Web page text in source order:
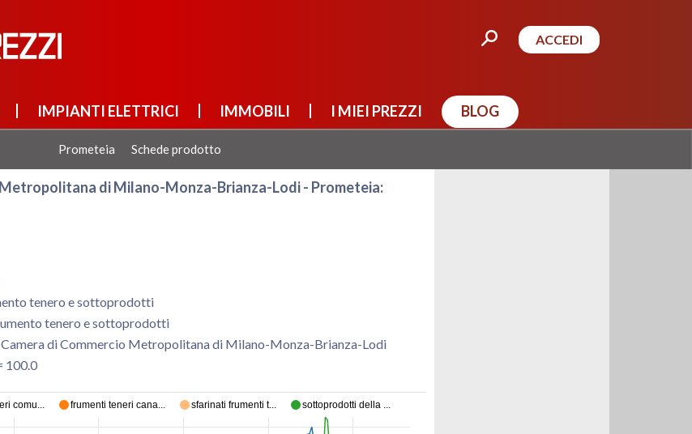
ACCEDI
IMPIANTI ELETTRICI IMMOBILI I MIEI PREZZI BLOG
Prometeia Schede prodotto
di Milano-Monza-Brianza-Lodi - Prometeia:
tenero e sottoprodotti
tenero e sottoprodotti
di Commercio Metropolitana di Milano-Monza-Brianza-Lodi
100.0
comu... frumenti teneri cana... sfarinati frumenti t... sottoprodotti della ...